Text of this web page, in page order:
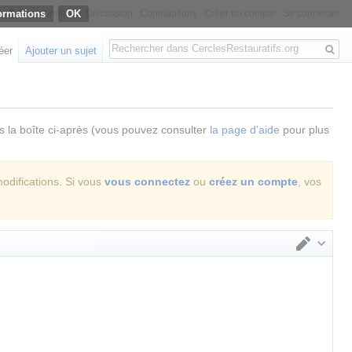
la boîte ci-après (vous pouvez consulter la page d’aide pour plus
Si vous vous connectez ou créez un compte, vos
Non connecté
Ajouter un sujet
Rechercher